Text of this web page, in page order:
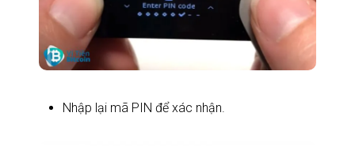
Nhập lại mã PIN để xác nhận.